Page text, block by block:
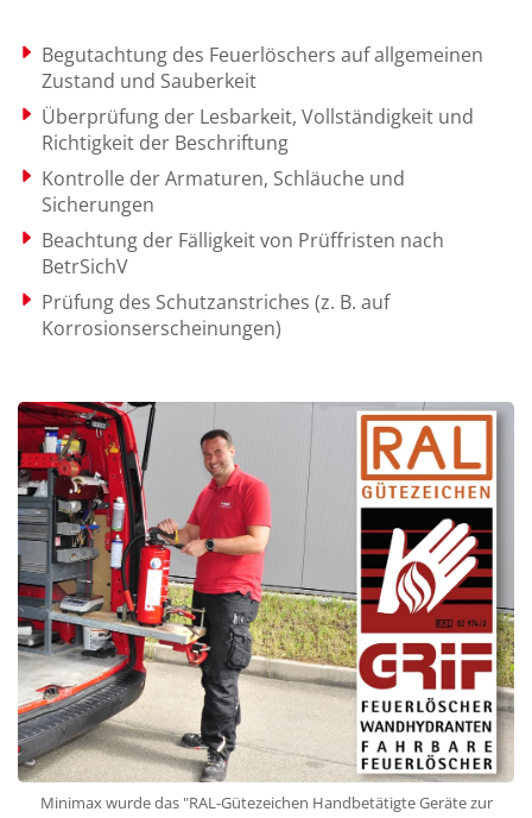
Begutachtung des Feuerlöschers auf allgemeinen
Zustand und Sauberkeit
Überprüfung der Lesbarkeit, Vollständigkeit und
Richtigkeit der Beschriftung
Kontrolle der Armaturen, Schläuche und
Sicherungen
Beachtung der Fälligkeit von Prüffristen nach
BetrSichV
Prüfung des Schutzanstriches (z. B. auf
Korrosionserscheinungen)
Minimax wurde das "RAL-Gütezeichen Handbetätigte Geräte zur